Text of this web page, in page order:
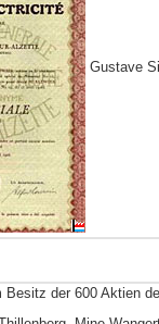
Gustave
Besitz der 600 Aktien